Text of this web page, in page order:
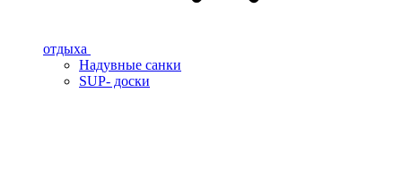
отдыха
Надувные санки
SUP- доски